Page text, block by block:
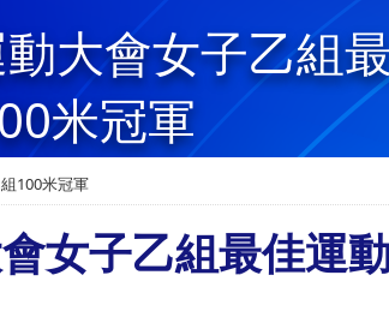
大會女子乙組
米冠軍
100米冠軍
女子乙組最佳運